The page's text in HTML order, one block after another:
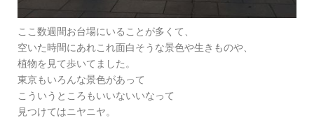
ここ数週間お台場にいることが多くて、
空いた時間にあれこれ面白そうな景色や生きものや、
植物を見て歩いてました。
東京もいろんな景色があって
こういうところもいいないいなって
見つけてはニヤニヤ。